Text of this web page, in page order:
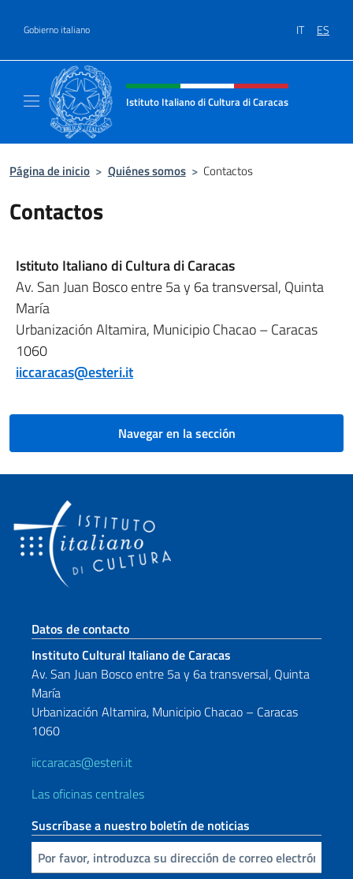
Gobierno italiano IT ES
Encabezado del sitio web,
Istituto Italiano di Cultura di Caracas
Página de inicio > Quiénes somos > Contactos
Contactos
Istituto Italiano di Cultura di Caracas
Av. San Juan Bosco entre 5a y 6a transversal, Quinta
María
Urbanización Altamira, Municipio Chacao – Caracas
1060
iiccaracas@esteri.it
Navegar en la sección
Sezione footer
Datos de contacto
Instituto Cultural Italiano de Caracas
Av. San Juan Bosco entre 5a y 6a transversal, Quinta
María
Urbanización Altamira, Municipio Chacao – Caracas
1060
iiccaracas@esteri.it
Las oficinas centrales
Suscríbase a nuestro boletín de noticias
Inserta tu correo electronico